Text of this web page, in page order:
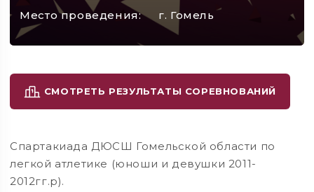
Место проведения:
г. Гомель
СМОТРЕТЬ РЕЗУЛЬТАТЫ СОРЕВНОВАНИЙ
Спартакиада ДЮСШ Гомельской области по
легкой атлетике (юноши и девушки 2011-
2012гг.р).